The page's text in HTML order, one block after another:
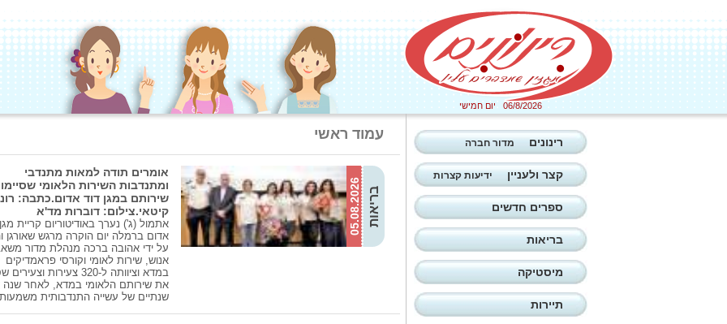
06/8/2026 יום חמישי
עמוד ראשי
05.08.2026 בריאות
אומרים תודה למאות מתנדבי
ומתנדבות השירות הלאומי
שירותם במגן דוד אדום.כתבה:
קיטאי.צילום: דוברות מד'א
אתמול (ג') נערך באודיטוריום קריית
אדום ברמלה יום הוקרה מרגש שאורגן
על ידי אהובה ברכה מנהלת מדור
אנוש, שירות לאומי וקורסי פראמדיקים
במדא וציוותה ל-320 צעירות
את שירותם הלאומי במדא, לאחר שנה
שנתיים של עשייה התנדבותית
רינונים מדור חברה
קצר ולעניין ידיעות קצרות
ספרים חדשים
בריאות
מיסטיקה
תיירות